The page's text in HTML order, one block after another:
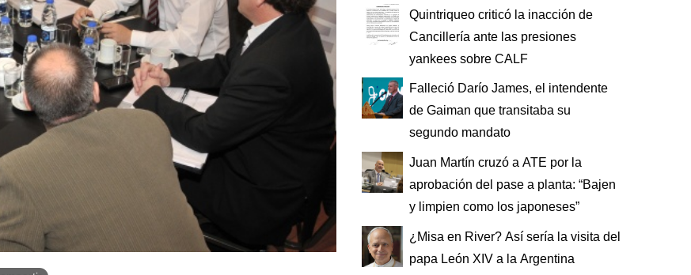
Quintriqueo criticó la inacción de
Cancillería ante las presiones
yankees sobre CALF
Falleció Darío James, el intendente
de Gaiman que transitaba su
segundo mandato
Juan Martín cruzó a ATE por la
aprobación del pase a planta: “Bajen
y limpien como los japoneses”
¿Misa en River? Así sería la visita del
papa León XIV a la Argentina